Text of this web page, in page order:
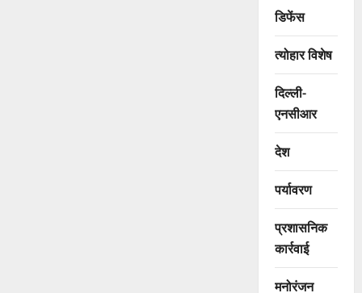
डिफेंस
त्योहार विशेष
दिल्ली-
एनसीआर
देश
पर्यावरण
प्रशासनिक
कार्रवाई
मनोरंजन